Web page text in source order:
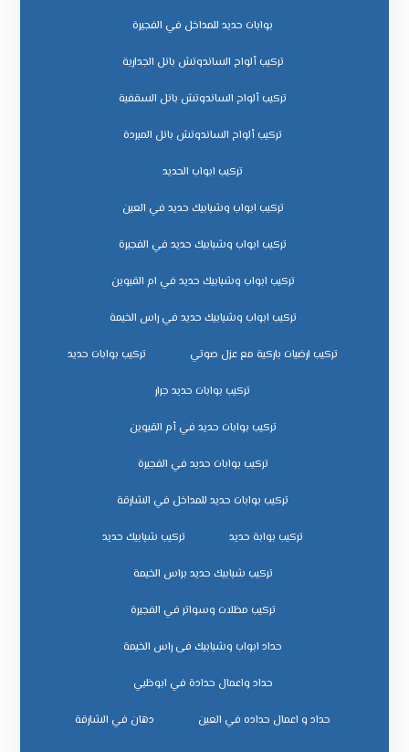
بوابات حديد للمداخل في الفجيرة
تركيب ألواح الساندوتش بانل الجدارية
تركيب ألواح الساندوتش بانل السقفية
تركيب ألواح الساندوتش بانل المبردة
تركيب ابواب الحديد
تركيب ابواب وشبابيك حديد في العين
تركيب ابواب وشبابيك حديد في الفجيرة
تركيب ابواب وشبابيك حديد في ام القيوين
تركيب ابواب وشبابيك حديد في راس الخيمة
تركيب ارضيات باركية مع عزل صوتي تركيب بوابات حديد
تركيب بوابات حديد جرار
تركيب بوابات حديد في أم القيوين
تركيب بوابات حديد في الفجيرة
تركيب بوابات حديد للمداخل في الشارقة
تركيب بوابة حديد تركيب شبابيك حديد
تركيب شبابيك حديد براس الخيمة
تركيب مظلات وسواتر في الفجيرة
حداد ابواب وشبابيك فى راس الخيمة
حداد واعمال حدادة في ابوظبي
حداد و اعمال حداده في العين دهان في الشارقة